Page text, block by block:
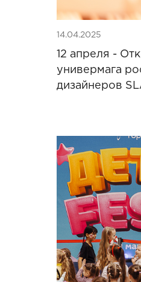
14.04.2025
12 апреля -
универмага
дизайнеров